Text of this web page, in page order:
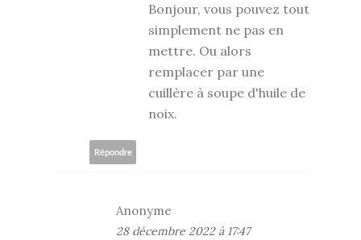
Bonjour, vous pouvez tout
simplement ne pas en
mettre. Ou alors
remplacer par une
cuillère à soupe d'huile de
noix.
Répondre
Anonyme
28 décembre 2022 à 17:47